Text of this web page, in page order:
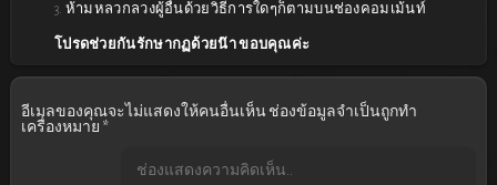
3. ห้ามหลวกลวงผู้อื่นด้วยวิธีการใดๆก็ตามบนช่องคอมเม้นท์
โปรดช่วยกันรักษากฏด้วยน๊า ขอบคุณค่ะ
อีเมลของคุณจะไม่แสดงให้คนอื่นเห็น ช่องข้อมูลจำเป็นถูกทำ
เครื่องหมาย *